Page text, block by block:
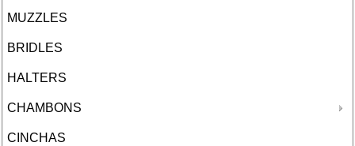
MUZZLES
BRIDLES
HALTERS
CHAMBONS
CINCHAS